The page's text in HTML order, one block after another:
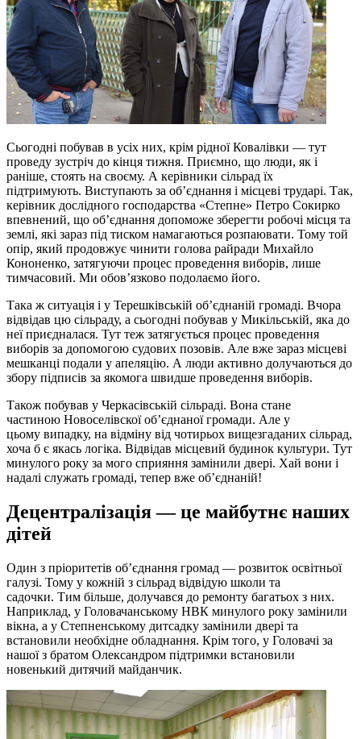
Сьогодні побував в усіх них, крім рідної Ковалівки — тут
проведу зустріч до кінця тижня. Приємно, що люди, як і
раніше, стоять на своєму. А керівники сільрад їх
підтримують. Виступають за об’єднання і місцеві трударі. Так,
керівник дослідного господарства «Степне» Петро Сокирко
впевнений, що об’єднання допоможе зберегти робочі місця та
землі, які зараз під тиском намагаються розпаювати. Тому той
опір, який продовжує чинити голова райради Михайло
Кононенко, затягуючи процес проведення виборів, лише
тимчасовий. Ми обов’язково подолаємо його.
Така ж ситуація і у Терешківській об’єднаній громаді. Вчора
відвідав цю сільраду, а сьогодні побував у Микільській, яка до
неї приєдналася. Тут теж затягується процес проведення
виборів за допомогою судових позовів. Але вже зараз місцеві
мешканці подали у апеляцію. А люди активно долучаються до
збору підписів за якомога швидше проведення виборів.
Також побував у Черкасівській сільраді. Вона стане
частиною Новоселівскої об’єднаної громади. Але у
цьому випадку, на відміну від чотирьох вищезгаданих сільрад,
хоча б є якась логіка. Відвідав місцевий будинок культури. Тут
минулого року за мого сприяння замінили двері. Хай вони і
надалі служать громаді, тепер вже об’єднаній!
Децентралізація — це майбутнє наших
дітей
Один з пріоритетів об’єднання громад — розвиток освітньої
галузі. Тому у кожній з сільрад відвідую школи та
садочки. Тим більше, долучався до ремонту багатьох з них.
Наприклад, у Головачанському НВК минулого року замінили
вікна, а у Степненському дитсадку замінили двері та
встановили необхідне обладнання. Крім того, у Головачі за
нашої з братом Олександром підтримки встановили
новенький дитячий майданчик.